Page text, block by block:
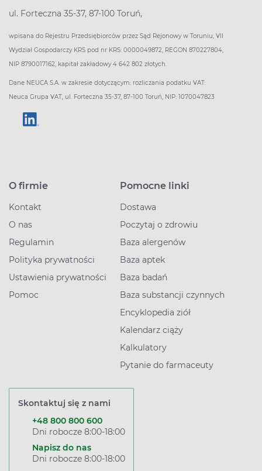
ul. Forteczna 35-37, 87-100 Toruń,
wpisana do Rejestru Przedsiębiorców przez Sąd Rejonowy w Toruniu, VII
Wydział Gospodarczy KRS pod nr KRS: 0000049872, REGON 870227804,
NIP 8790017162, kapitał zakładowy 4 642 802 złotych.
Dane NEUCA S.A. w zakresie dotyczącym: rozliczania podatku VAT:
Neuca Grupa VAT, ul. Forteczna 35-37, 87-100 Toruń, NIP: 1070047823
O firmie
Kontakt
O nas
Regulamin
Polityka prywatności
Ustawienia prywatności
Pomoc
Pomocne linki
Dostawa
Poczytaj o zdrowiu
Baza alergenów
Baza aptek
Baza badań
Baza substancji czynnych
Encyklopedia ziół
Kalendarz ciąży
Kalkulatory
Pytanie do farmaceuty
Skontaktuj się z nami
+48 800 800 600
Dni robocze 8:00-18:00
Napisz do nas
Dni robocze 8:00-18:00